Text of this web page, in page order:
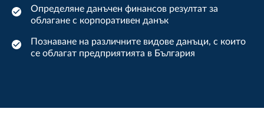
Определяне данъчен финансов резултат за
облагане с корпоративен данък
Познаване на различните видове данъци, с които
се облагат предприятията в България